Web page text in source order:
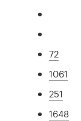
72
1061
251
1648